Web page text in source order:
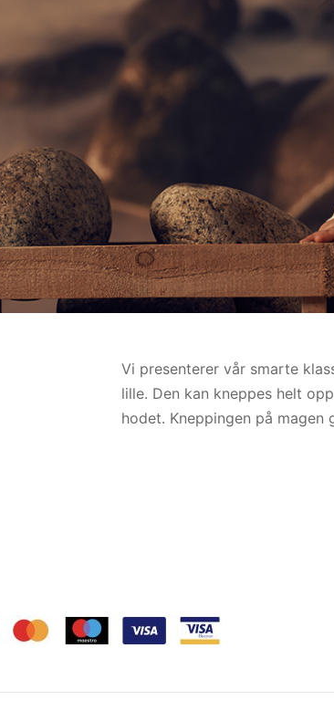
Vi presenterer vår smarte
lille. Den kan kneppes helt
hodet. Kneppingen på